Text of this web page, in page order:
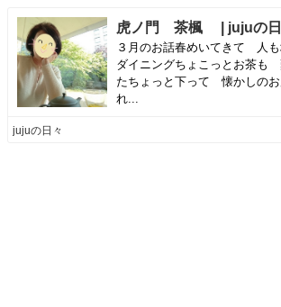
虎ノ門 茶楓 | jujuの日
３月のお話春めいてきて 人
ダイニングちょこっとお茶も
たちょっと下って 懐かしの
れ...
jujuの日々